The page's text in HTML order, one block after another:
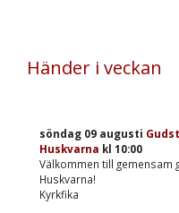
Händer i veckan
söndag 09 augusti
Huskvarna kl 10:00
Välkommen till gemensam
Huskvarna!
Kyrkfika